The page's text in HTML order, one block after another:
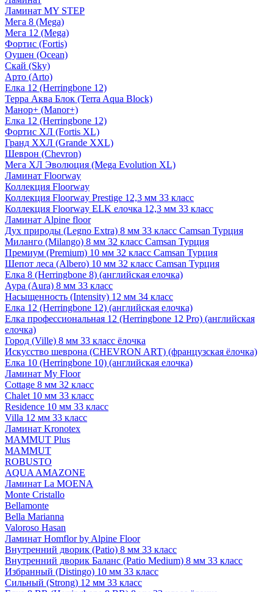
Ламинат MY STEP
Мега 8 (Mega)
Мега 12 (Mega)
Фортис (Fortis)
Оушен (Ocean)
Скай (Sky)
Арто (Arto)
Елка 12 (Herringbone 12)
Терра Аква Блок (Terra Aqua Block)
Манор+ (Manor+)
Елка 12 (Herringbone 12)
Фортис ХЛ (Fortis XL)
Гранд ХХЛ (Grande XXL)
Шеврон (Chevron)
Мега ХЛ Эволюция (Mega Evolution XL)
Ламинат Floorway
Коллекция Floorway
Коллекция Floorway Prestige 12,3 мм 33 класс
Коллекция Floorway ELK елочка 12,3 мм 33 класс
Ламинат Alpine floor
Дух природы (Legno Extra) 8 мм 33 класс Camsan Турция
Миланго (Milango) 8 мм 32 класс Camsan Турция
Премиум (Premium) 10 мм 32 класс Camsan Турция
Шепот леса (Albero) 10 мм 32 класс Camsan Турция
Елка 8 (Herringbone 8) (английская елочка)
Аура (Aura) 8 мм 33 класс
Насыщенность (Intensity) 12 мм 34 класс
Елка 12 (Herringbone 12) (английская елочка)
Елка профессиональная 12 (Herringbone 12 Pro) (английская
елочка)
Город (Ville) 8 мм 33 класс ёлочка
Искусство шеврона (CHEVRON ART) (французская ёлочка)
Елка 10 (Herringbone 10) (английская елочка)
Ламинат My Floor
Cottage 8 мм 32 класс
Chalet 10 мм 33 класс
Residence 10 мм 33 класс
Villa 12 мм 33 класс
Ламинат Kronotex
MAMMUT Plus
MAMMUT
ROBUSTO
AQUA AMAZONE
Ламинат La MOENA
Monte Cristallo
Bellamonte
Bella Marianna
Valoroso Hasan
Ламинат Homflor by Alpine Floor
Внутренний дворик (Patio) 8 мм 33 класс
Внутренний дворик Баланс (Patio Medium) 8 мм 33 класс
Избранный (Distingo) 10 мм 33 класс
Сильный (Strong) 12 мм 33 класс